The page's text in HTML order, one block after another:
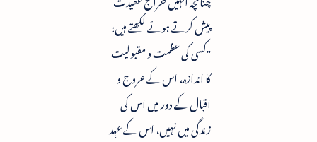
پیش کرتے ہوئے لکھتے ہیں:
"کسی کی عظمت و مقبولیت
کا اندازہ، اس کے عروج و
اقبال کے دور میں اس کی
زندگی میں نہیں، اس کے عہد